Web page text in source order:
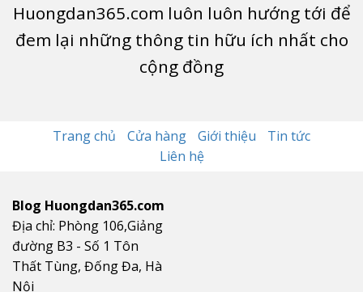
Huongdan365.com luôn luôn hướng tới để
đem lại những thông tin hữu ích nhất cho
cộng đồng
Trang chủ Cửa hàng Giới thiệu
Tin tức
Liên hệ
Blog Huongdan365.com
Địa chỉ: Phòng 106,Giảng
đường B3 - Số 1 Tôn
Thất Tùng, Đống Đa, Hà
Nội